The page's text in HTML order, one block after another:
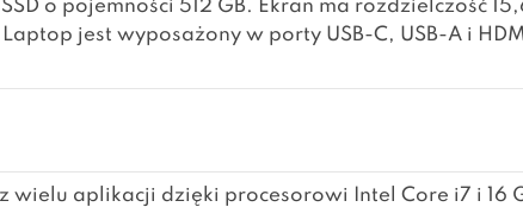
o pojemności 512 GB. Ekran ma rozdzielczość
jest wyposażony w porty USB-C, USB-A i
aplikacji dzięki procesorowi Intel Core i7 i 16